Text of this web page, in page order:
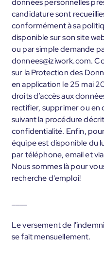
données personnelles
candidature sont
conformément à sa
disponible sur son site
ou par simple demande
donnees@iziwork.com.
sur la Protection des
en application le 25 mai
droits d’accès aux
rectifier, supprimer ou en
suivant la procédure
confidentialité. Enfin,
équipe est disponible du
par téléphone, email et
Nous sommes là pour
recherche d'emploi!
Le versement de
se fait mensuellement.